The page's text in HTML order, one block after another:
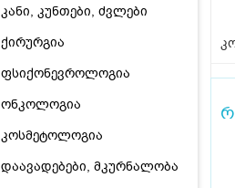
კანი, კუნთები, ძვლები
ქირურგია
ფსიქონევროლოგია
ონკოლოგია
კოსმეტოლოგია
დაავადებები, მკურნალობა